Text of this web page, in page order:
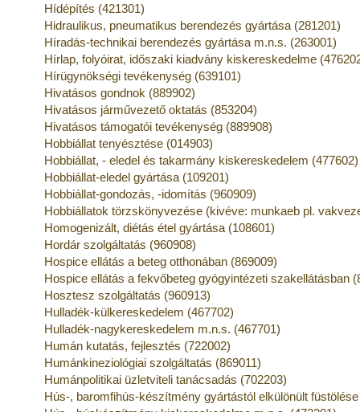
Hídépítés (421301)
Hidraulikus, pneumatikus berendezés gyártása (281201)
Híradás-technikai berendezés gyártása m.n.s. (263001)
Hírlap, folyóirat, időszaki kiadvány kiskereskedelme
Hírügynökségi tevékenység (639101)
Hivatásos gondnok (889902)
Hivatásos járművezető oktatás (853204)
Hivatásos támogatói tevékenység (889908)
Hobbiállat tenyésztése (014903)
Hobbiállat, - eledel és takarmány kiskereskedelem (477602)
Hobbiállat-eledel gyártása (109201)
Hobbiállat-gondozás, -idomítás (960909)
Hobbiállatok törzskönyvezése (kivéve: munkaeb pl.
Homogenizált, diétás étel gyártása (108601)
Hordár szolgáltatás (960908)
Hospice ellátás a beteg otthonában (869009)
Hospice ellátás a fekvőbeteg gyógyintézeti szakellátásban
Hosztesz szolgáltatás (960913)
Hulladék-külkereskedelem (467702)
Hulladék-nagykereskedelem m.n.s. (467701)
Humán kutatás, fejlesztés (722002)
Humánkineziológiai szolgáltatás (869011)
Humánpolitikai üzletviteli tanácsadás (702203)
Hús-, baromfihús-készítmény gyártástól elkülönült